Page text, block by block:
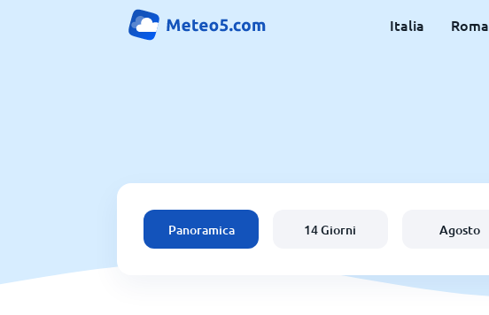
Italia Roma
Panoramica 14 Giorni Agosto